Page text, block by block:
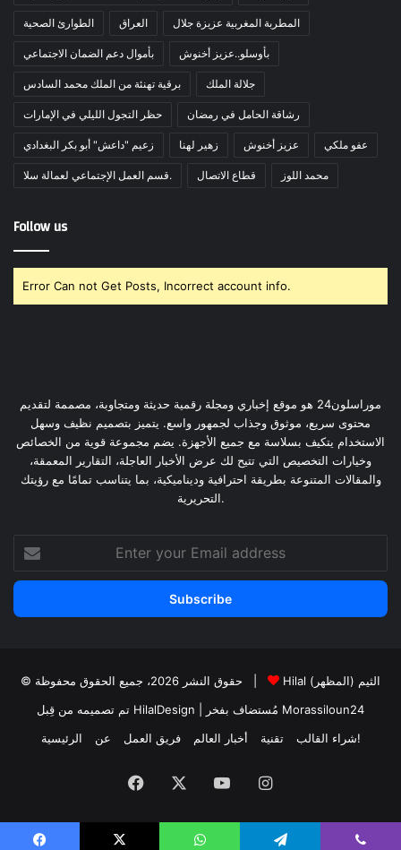
الطوارئ الصحية العراق المطربة المغربية عزيزة جلال
بأموال دعم الضمان الاجتماعي بأوسلو..عزيز أخنوش
برقية تهنئة من الملك محمد السادس جلالة الملك
حظر التجول الليلي في الإمارات رشاقة الحامل في رمضان
زعيم "داعش" أبو بكر البغدادي زهير لهنا عزيز أخنوش عفو ملكي
قسم العمل الإجتماعي لعمالة سلا. قطاع الاتصال محمد اللوز
Follow us
Error Can not Get Posts, Incorrect account info.
موراسلون24 هو موقع إخباري ومجلة رقمية حديثة ومتجاوبة، مصممة لتقديم
محتوى سريع، موثوق وجذاب لجمهور واسع. يتميز بتصميم نظيف وسهل
الاستخدام يتكيف بسلاسة مع جميع الأجهزة. يضم مجموعة قوية من الخصائص
وخيارات التخصيص التي تتيح لك عرض الأخبار العاجلة، التقارير المعمقة،
والمقالات المتنوعة بطريقة احترافية وديناميكية، بما يتناسب تمامًا مع رؤيتك
التحريرية.
your
Email
Hilal الثيم (المظهر)
تم تصميمه من قِبل HilalDesign
Morassiloun24
الرئيسية
عن فريق العمل أخبار العالم تقنية شراء القالب!
Facebook YouTubeInstagram